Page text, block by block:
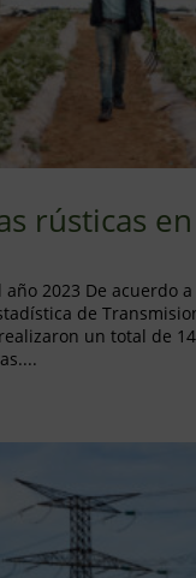
rústicas
2023 De acuerdo
de
un total de